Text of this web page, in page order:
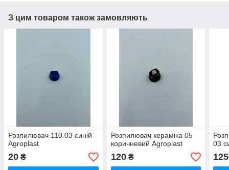
З цим товаром також замовляють
Розпилювач 110.03 синій
Agroplast
20 ₴
Розпилювач кераміка 05
коричневий Agroplast
120₴
03
125